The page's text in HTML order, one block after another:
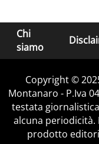
Chi
siamo
Copyright ©
Montanaro - P.Iva
testata
alcuna
prodotto